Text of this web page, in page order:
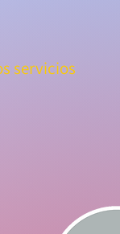
servicios